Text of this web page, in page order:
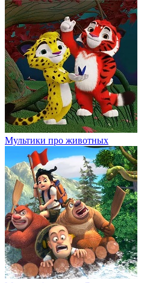
Мультики про животных